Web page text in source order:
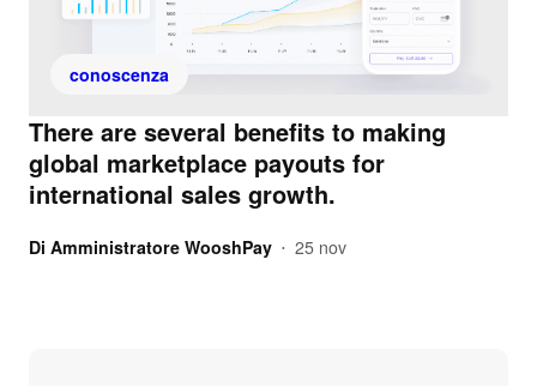
conoscenza
There are several benefits to making
global marketplace payouts for
international sales growth.
Di Amministratore WooshPay • 25 nov